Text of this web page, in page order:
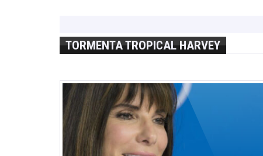
TORMENTA TROPICAL HARVEY